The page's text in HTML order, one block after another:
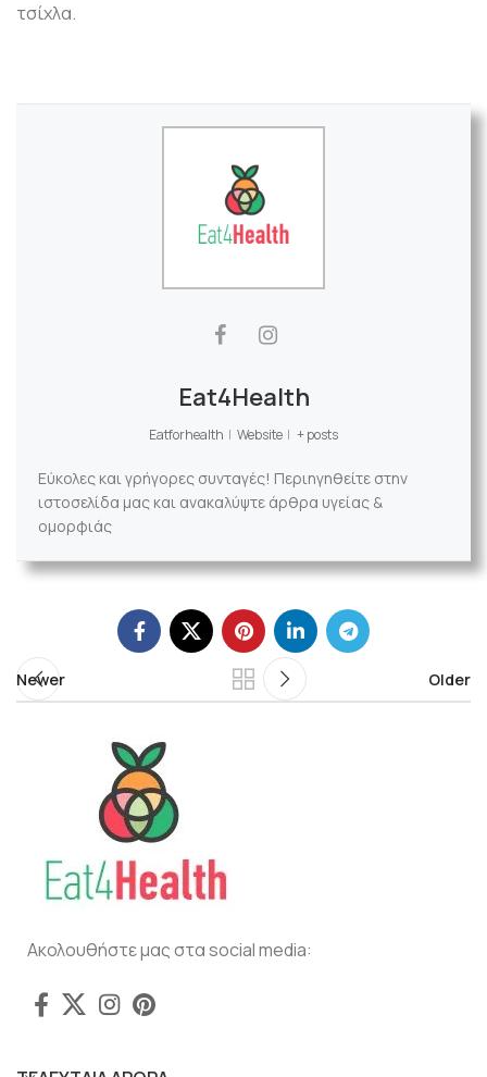
τσίχλα.
Eat4Health
Eatforhealth | Website | + posts
Εύκολες και γρήγορες συνταγές! Περιηγηθείτε στην
ιστοσελίδα μας και ανακαλύψτε άρθρα υγείας &
ομορφιάς
Newer Older
Ακολουθήστε μας στα social media: